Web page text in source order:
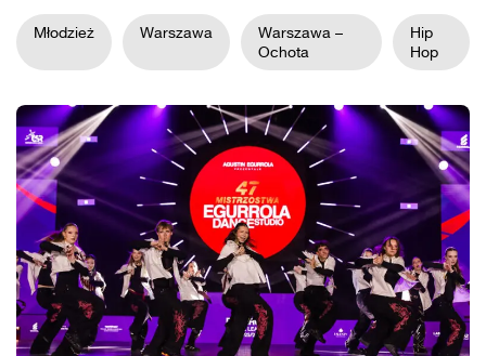
Młodzież Warszawa
Warszawa –
Ochota
Hip
Hop